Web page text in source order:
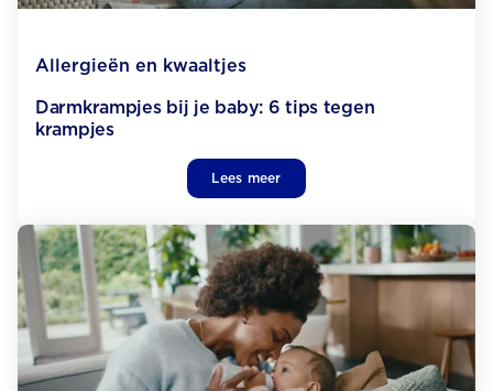
Allergieën en kwaaltjes
Darmkrampjes bij je baby: 6 tips tegen
krampjes
Lees meer